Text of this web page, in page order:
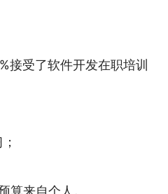
接受了软件开发在职培训
算来自个人。